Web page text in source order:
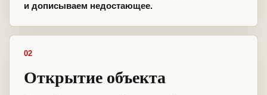
и дописываем недостающее.
02
Открытие объекта